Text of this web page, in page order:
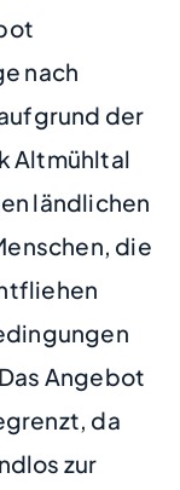
nach
der
Altmühltal
ländlichen
die
Angebot
da
zur